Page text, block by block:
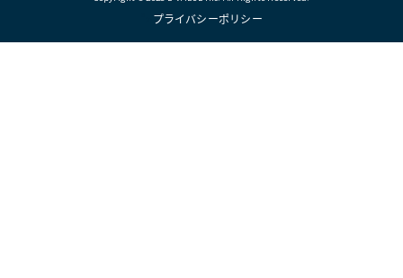
プライバシーポリシー